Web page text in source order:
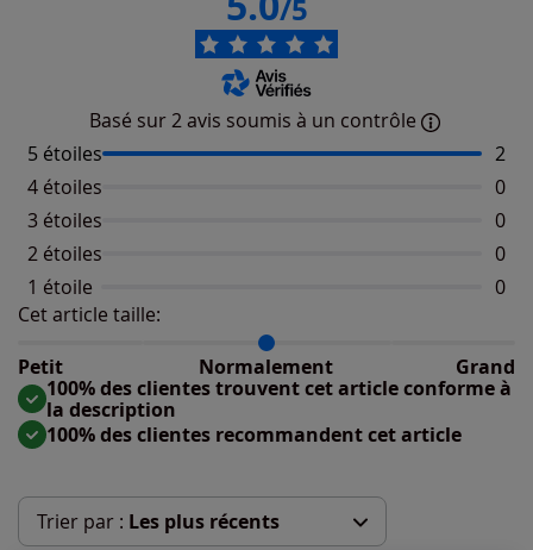
/5
Basé sur 2 avis soumis à un contrôle
5 étoiles
2
4 étoiles
0
3 étoiles
0
2 étoiles
0
1 étoile
0
Cet article taille:
Petit
Normalement Grand
Répartition du taillant selon les avis clients
Taille normalement : 100%
Taille grand : 0%
100% des clientes trouvent cet article conforme à
la description
100% des clientes recommandent cet article
Trier par : Les plus récents